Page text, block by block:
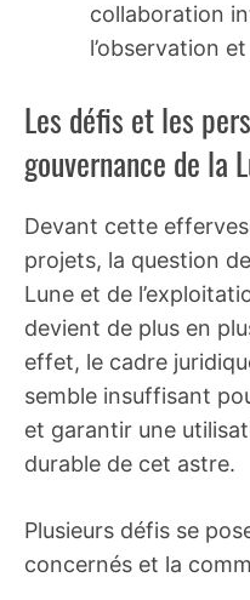
collaboration
l’observation
Les défis et les
gouvernance de la
Devant cette
projets, la question
Lune et de
devient de plus en
effet, le cadre
semble insuffisant
et garantir une
durable de cet astre.
Plusieurs défis se
concernés et la